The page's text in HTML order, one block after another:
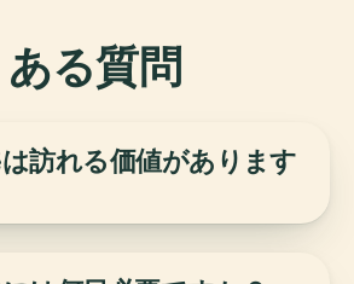
る質問
は訪れる価値があります